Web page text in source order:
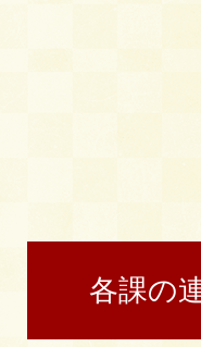
各課の